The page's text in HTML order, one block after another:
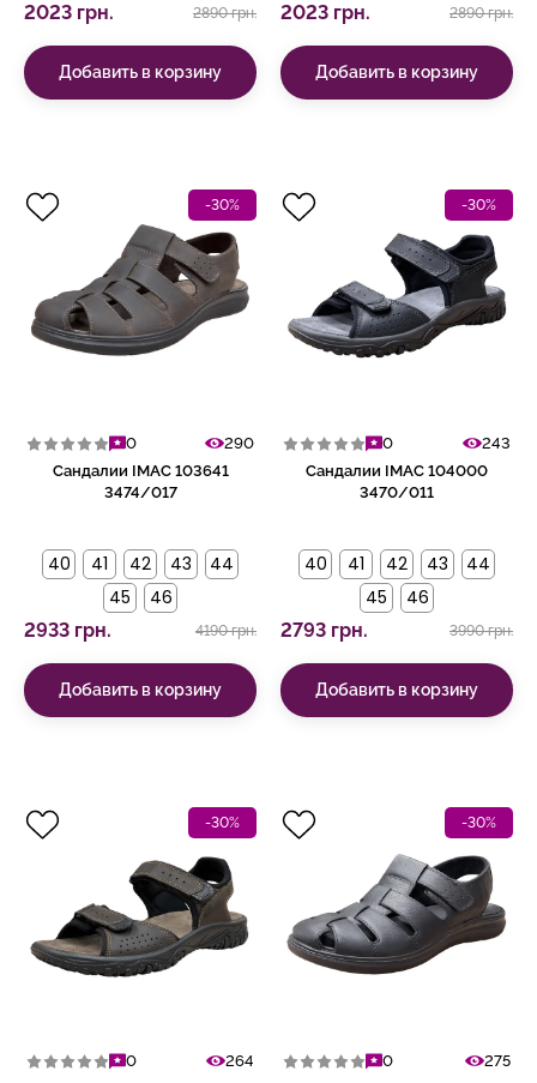
2023 грн. 2890 грн.
Добавить в корзину
2023 грн. 2890 грн.
Добавить в корзину
-30%
0
290
Сандалии IMAC 103641
3474/017
40 41 42 43
44
45
46
2933 грн. 4190 грн.
Добавить в корзину
-30%
0
243
Сандалии IMAC 104000
3470/011
40 41 42 43
44
45
46
2793 грн. 3990 грн.
Добавить в корзину
-30%
0
264
-30%
0
275